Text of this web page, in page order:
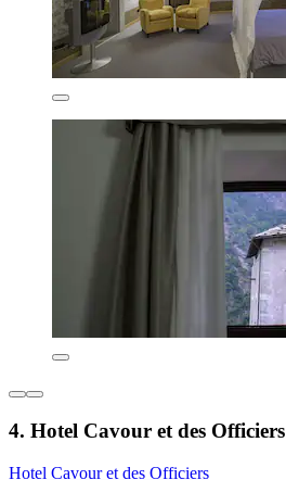
4. Hotel Cavour et des Officiers
Hotel Cavour et des Officiers